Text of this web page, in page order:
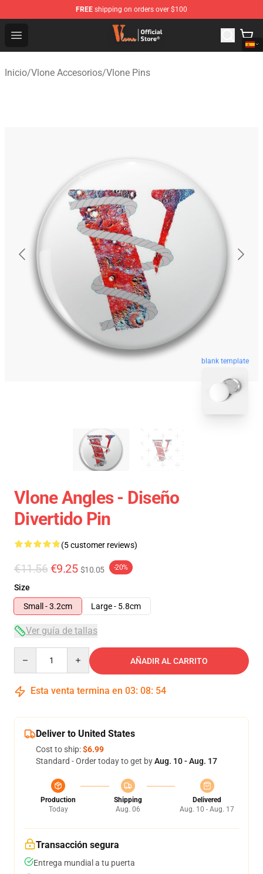
FREE shipping on orders over $100
Open menu
Vlone Shop - Official Vlone Merchandise Store
Inicio/Vlone Accesorios/Vlone Pins
blank template
Vlone Angles - Diseño
Divertido Pin
(5 customer reviews)
€11.56 €9.25 $10.05 -20%
Size
Small - 3.2cm
Large - 5.8cm
Ver guía de tallas
AÑADIR AL CARRITO
Esta venta termina en 03: 08: 53
Deliver to United States
Cost to ship:$6.99
Standard - Order today to get byAug. 10 - Aug. 17
Production
Today
Shipping
Aug. 06
Delivered
Aug. 10 - Aug. 17
Transacción segura
Entrega mundial a tu puerta